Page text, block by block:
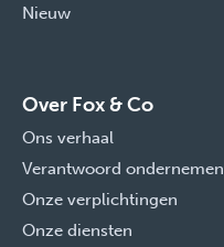
Nieuw
Over Fox & Co
Ons verhaal
Verantwoord ondernemen
Onze verplichtingen
Onze diensten